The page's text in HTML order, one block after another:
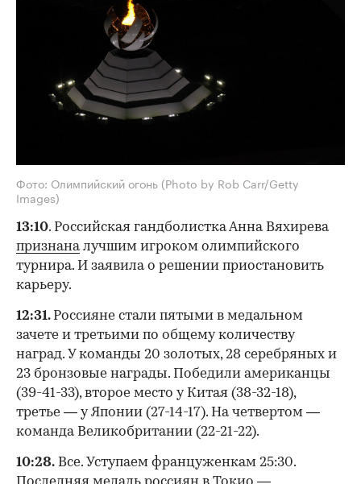
Фото: Олимпийский огонь (Photo by Rob Carr/Getty
Images)
13:10. Российская гандболистка Анна Вяхирева
признаналучшим игроком олимпийского
турнира. И заявила о решении приостановить
карьеру.
12:31. Россияне стали пятыми в медальном
зачете и третьими по общему количеству
наград. У команды 20 золотых, 28 серебряных и
23 бронзовые награды. Победили американцы
(39-41-33), второе место у Китая (38-32-18),
третье — у Японии (27-14-17). На четвертом —
команда Великобритании (22-21-22).
10:28. Все. Уступаем француженкам 25:30.